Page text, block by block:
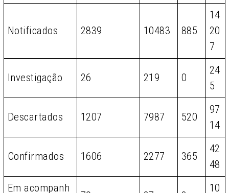
Notificados 2839 10483 885
14
20
7
Investigação 26 219 0
24
5
Descartados 1207 7987 520
97
14
Confirmados 1606 2277 365
42
48
Em acompanh
10